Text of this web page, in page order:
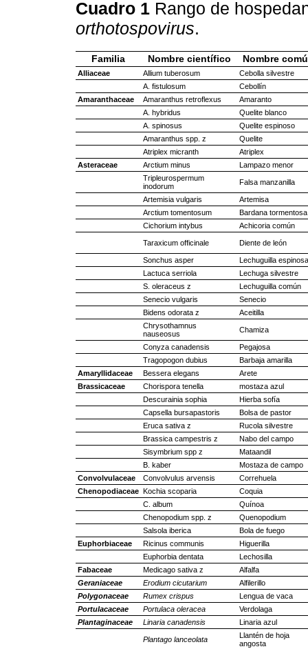
Cuadro 1 Rango de
orthotospovirus.
Familia Nombre científico Nombre
Alliaceae Allium tuberosum
Cebolla silvestre
A. fistulosum
Cebollín
Amaranthaceae
Amaranthus retroflexus
Amaranto
A. hybridus
Quelite blanco
A. spinosus
Quelite espinoso
Amaranthus spp. z
Quelite
Atriplex micranth
Atriplex
Asteraceae
Arctium minus
Lampazo menor
Tripleurospermum
inodorum
Falsa manzanilla
Artemisia vulgaris
Artemisa
Arctium tomentosum
Bardana tormentosa
Cichorium intybus
Achicoria común
Taraxicum officinale Diente de león
Sonchus asper
Lechuguilla espinosa
Lactuca serriola
Lechuga silvestre
S. oleraceus z
Lechuguilla común
Senecio vulgaris
Senecio
Bidens odorata z
Aceitilla
Chrysothamnus
nauseosus
Chamiza
Conyza canadensis
Pegajosa
Tragopogon dubius
Barbaja amarilla
Amaryllidaceae
Bessera elegans
Arete
Brassicaceae
Chorispora tenella
mostaza azul
Descurainia sophia
Hierba sofía
Capsella bursapastoris
Bolsa de pastor
Eruca sativa z
Rucola silvestre
Brassica campestris z
Nabo del campo
Sisymbrium spp z
Mataandil
B. kaber
Mostaza de campo
Convolvulaceae
Convolvulus arvensis
Correhuela
Chenopodiaceae
Kochia scoparia
Coquia
C. album
Quínoa
Chenopodium spp. z
Quenopodium
Salsola iberica
Bola de fuego
Euphorbiaceae
Ricinus communis
Higuerilla
Euphorbia dentata
Lechosilla
Fabaceae
Medicago sativa z
Alfalfa
Geraniaceae
Erodium cicutarium
Alfilerillo
Polygonaceae
Rumex crispus
Lengua de vaca
Portulacaceae
Portulaca oleracea
Verdolaga
Plantaginaceae
Linaria canadensis Linaria azul
Plantago lanceolata
Llantén de hoja
angosta